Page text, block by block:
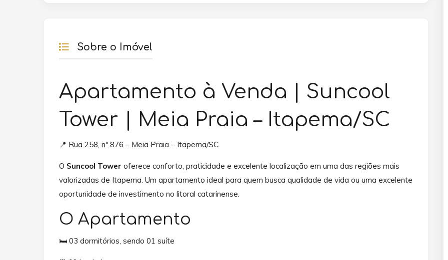
Sobre o Imóvel
Apartamento à Venda | Suncool
Tower | Meia Praia – Itapema/SC
📍 Rua 258, nº 876 – Meia Praia – Itapema/SC
O Suncool Tower oferece conforto, praticidade e excelente localização em uma das regiões mais
valorizadas de Itapema. Um apartamento ideal para quem busca qualidade de vida ou uma excelente
oportunidade de investimento no litoral catarinense.
O Apartamento
🛏️ 03 dormitórios, sendo 01 suíte